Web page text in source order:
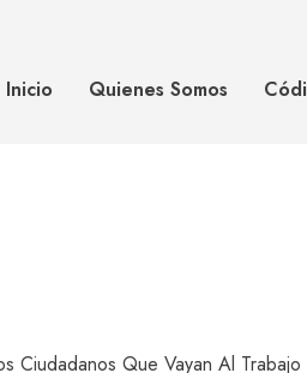
Inicio Quienes Somos
los ciudadanos que
Ciudadanos Que Vayan Al